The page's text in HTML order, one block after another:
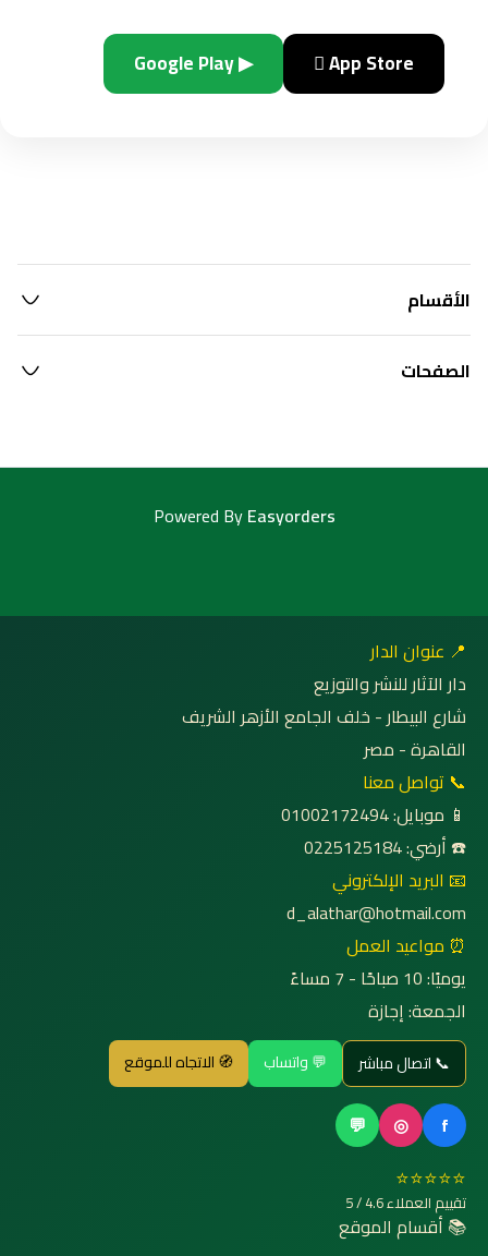
 App Store
▶ Google Play
الأقسام
الصفحات
Powered ByEasyorders
📍 عنوان الدار
دار الآثار للنشر والتوزيع
شارع البيطار - خلف الجامع الأزهر الشريف
القاهرة - مصر
📞 تواصل معنا
📱 موبايل: 01002172494
☎️ أرضي: 0225125184
📧 البريد الإلكتروني
d_alathar@hotmail.com
⏰ مواعيد العمل
يوميًا: 10 صباحًا - 7 مساءً
الجمعة: إجازة
📞 اتصال مباشر 💬 واتساب 🧭 الاتجاه للموقع
f
◎
💬
⭐⭐⭐⭐⭐
تقييم العملاء 4.6 / 5
📚 أقسام الموقع